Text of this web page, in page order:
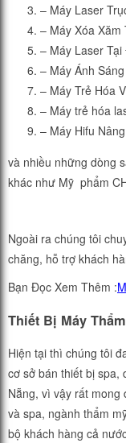
– Máy Laser
– Máy Xóa Xăm
– Máy Laser
– Máy Ánh
– Máy Trẻ Hóa
– Máy trẻ hóa
– Máy Hifu
và nhiều những dòng
khác như Mỹ phẩm
Ngoài ra chúng tôi
chăng, hỗ trợ khách
Bạn Đọc Xem Thêm :
Thiết Bị Máy
Hiện tại thì chúng tôi
cơ sở bán thiết bị spa,
Nẵng, vì vậy rất
và spa, ngành thẩm
bộ khách hàng cả